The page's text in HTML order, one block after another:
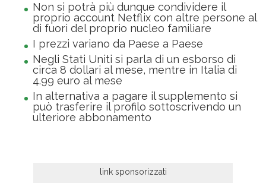
Non si potrà più dunque condividere il
proprio account Netflix con altre persone al
di fuori del proprio nucleo familiare
I prezzi variano da Paese a Paese
Negli Stati Uniti si parla di un esborso di
circa 8 dollari al mese, mentre in Italia di
4.99 euro al mese
In alternativa a pagare il supplemento si
può trasferire il profilo sottoscrivendo un
ulteriore abbonamento